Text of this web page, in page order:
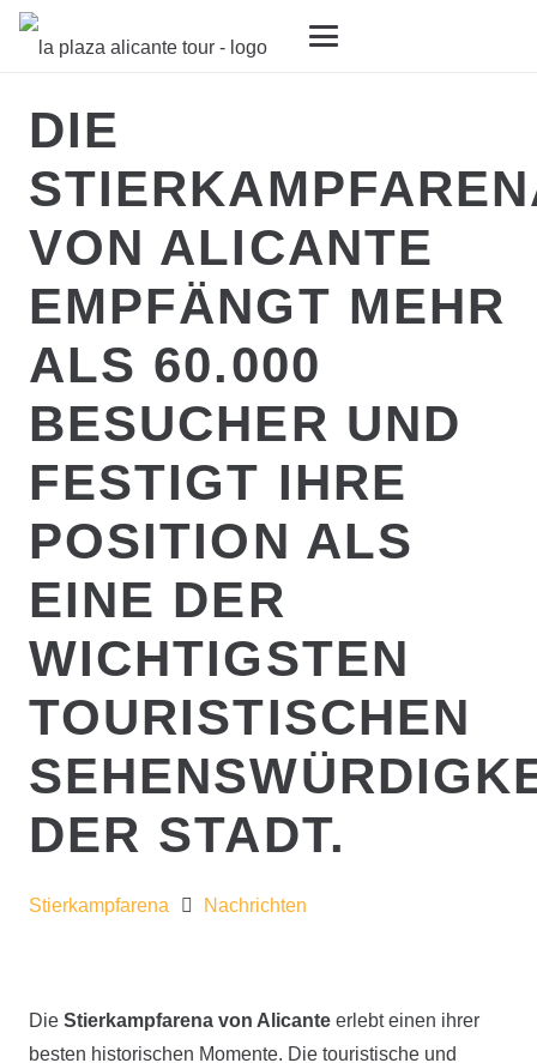
DIE
VON ALICANTE
EMPFÄNGT MEHR
ALS 60.000
BESUCHER UND
FESTIGT IHRE
POSITION ALS
EINE DER
WICHTIGSTEN
TOURISTISCHEN
DER STADT.
Stierkampfarena Nachrichten
Die Stierkampfarena von Alicante erlebt einen ihrer
besten historischen Momente. Die touristische und